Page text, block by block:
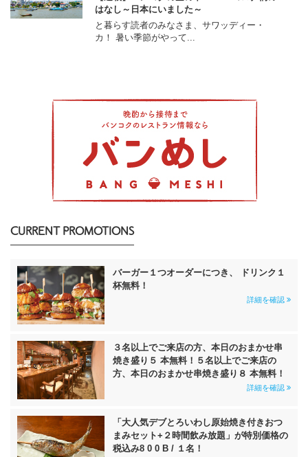
はなし～日本にいました～
と暮らす読者のみなさま、サワッディー・
カ！ 暑い季節がやって...
CURRENT PROMOTIONS
バーガー１つオーダーにつき、 ドリンク１
杯無料！
詳細を確認
３名以上でご来店の方、本日のおまかせ串
焼き盛り５ 本無料！５名以上でご来店の
方、本日のおまかせ串焼き盛り８ 本無料！
詳細を確認
「大人気デブとろいわし原始焼き付きおつ
まみセット+２時間飲み放題」が特別価格の
税込み8 0 0 B / １名！